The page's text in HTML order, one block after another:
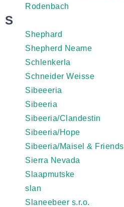
Rodenbach
S
Shephard
Shepherd Neame
Schlenkerla
Schneider Weisse
Sibeeeria
Sibeeria
Sibeeria/Clandestin
Sibeeria/Hope
Sibeeria/Maisel & Friends
Sierra Nevada
Slaapmutske
slan
Slaneebeer s.r.o.